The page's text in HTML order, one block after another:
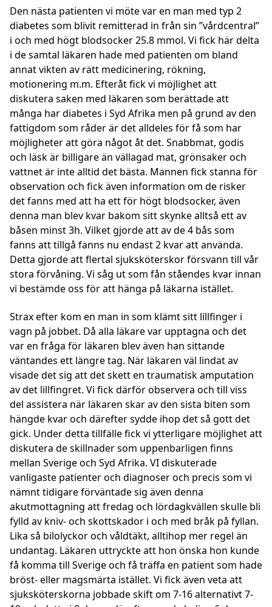
Den nästa patienten vi möte var en man med typ 2
diabetes som blivit remitterad in från sin ”vårdcentral”
i och med högt blodsocker 25.8 mmol. Vi fick här delta
i de samtal läkaren hade med patienten om bland
annat vikten av rätt medicinering, rökning,
motionering m.m. Efteråt fick vi möjlighet att
diskutera saken med läkaren som berättade att
många har diabetes i Syd Afrika men på grund av den
fattigdom som råder är det alldeles för få som har
möjligheter att göra något åt det. Snabbmat, godis
och läsk är billigare än vällagad mat, grönsaker och
vattnet är inte alltid det bästa. Mannen fick stanna för
observation och fick även information om de risker
det fanns med att ha ett för högt blodsocker, även
denna man blev kvar bakom sitt skynke alltså ett av
båsen minst 3h. Vilket gjorde att av de 4 bås som
fanns att tillgå fanns nu endast 2 kvar att använda.
Detta gjorde att flertal sjuksköterskor försvann till vår
stora förvåning. Vi såg ut som fån ståendes kvar innan
vi bestämde oss för att hänga på läkarna istället.
Strax efter kom en man in som klämt sitt lillfinger i
vagn på jobbet. Då alla läkare var upptagna och det
var en fråga för läkaren blev även han sittande
väntandes ett längre tag. När läkaren väl lindat av
visade det sig att det skett en traumatisk amputation
av det lillfingret. Vi fick därför observera och till viss
del assistera när läkaren skar av den sista biten som
hängde kvar och därefter sydde ihop det så gott det
gick. Under detta tillfälle fick vi ytterligare möjlighet att
diskutera de skillnader som uppenbarligen finns
mellan Sverige och Syd Afrika. VI diskuterade
vanligaste patienter och diagnoser och precis som vi
nämnt tidigare förväntade sig även denna
akutmottagning att fredag och lördagkvällen skulle bli
fylld av kniv- och skottskador i och med bråk på fyllan.
Lika så bilolyckor och våldtäkt, alltihop mer regel än
undantag. Läkaren uttryckte att hon önska hon kunde
få komma till Sverige och få träffa en patient som hade
bröst- eller magsmärta istället. Vi fick även veta att
sjuksköterskorna jobbade skift om 7-16 alternativt 7-